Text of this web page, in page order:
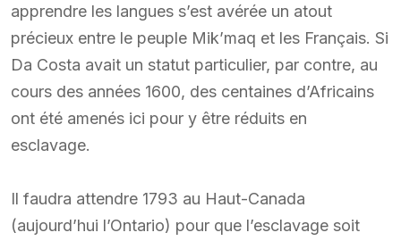
apprendre les langues s’est avérée un atout
précieux entre le peuple Mik’maq et les Français. Si
Da Costa avait un statut particulier, par contre, au
cours des années 1600, des centaines d’Africains
ont été amenés ici pour y être réduits en
esclavage.
Il faudra attendre 1793 au Haut-Canada
(aujourd’hui l’Ontario) pour que l’esclavage soit